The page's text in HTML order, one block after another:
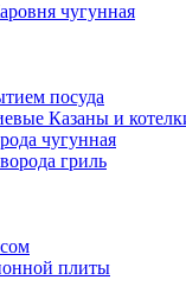
чугунная
посуда
Казаны и
чугунная
гриль
плиты